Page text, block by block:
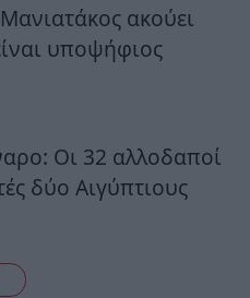
ακούει
υποψήφιος
Οι 32 αλλοδαποί
δύο Αιγύπτιους